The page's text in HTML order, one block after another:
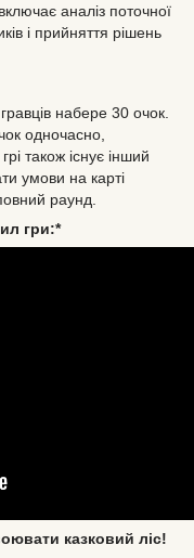
аналіз поточної
і прийняття рішень
набере 30 очок.
одночасно,
також існує інший
умови на карті
раунд.
гри:*
казковий ліс!